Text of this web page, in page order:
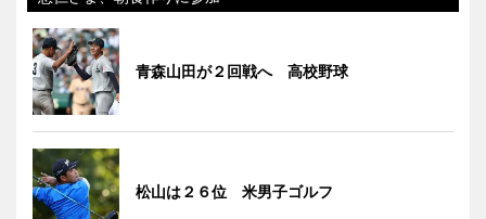
青森山田が２回戦へ 高校野球
松山は２６位 米男子ゴルフ